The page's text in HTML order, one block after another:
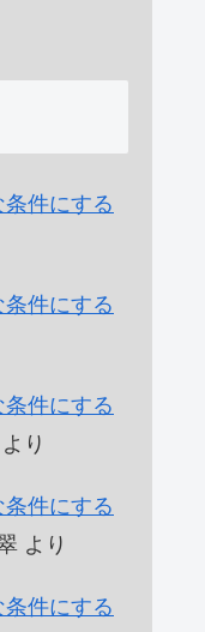
件にする
件にする
件にする
より
件にする
より
件にする